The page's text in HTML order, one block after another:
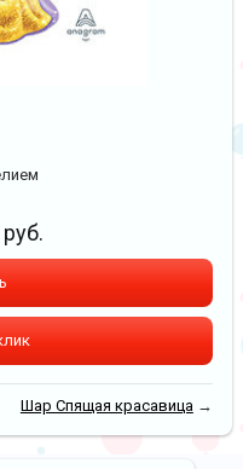
руб.
Шар Спящая красавица→